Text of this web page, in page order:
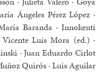
Ángeles Pérez López ·
Baranda · Innokenti
Luis Mora (ed.) ·
· Juan Eduardo Cirlot
Quirós · Luis Aguilar